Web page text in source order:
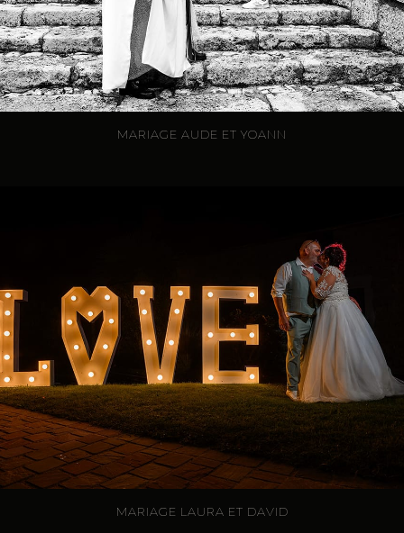
MARIAGE AUDE ET YOANN
MARIAGE LAURA ET DAVID